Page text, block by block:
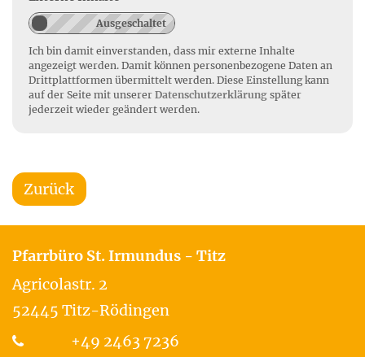
Ich bin damit einverstanden, dass mir externe Inhalte
angezeigt werden. Damit können personenbezogene Daten an
Drittplattformen übermittelt werden. Diese Einstellung kann
auf der Seite mit unserer Datenschutzerklärung später
jederzeit wieder geändert werden.
Zurück
Pfarrbüro St. Irmundus - Titz
Agricolastr. 2
52445 Titz-Rödingen
+49 2463 7236